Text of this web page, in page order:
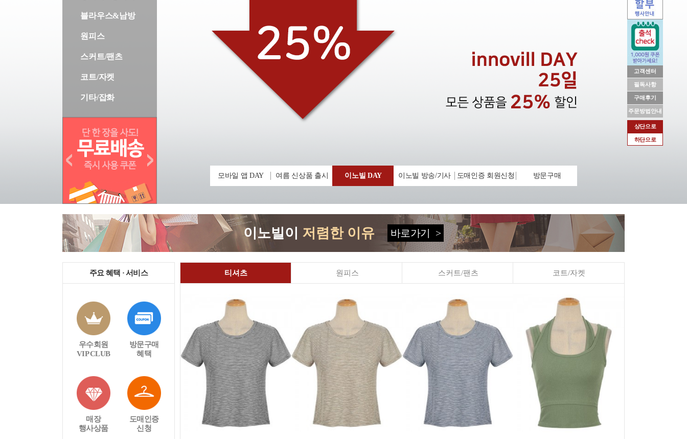
고객센터
필독사항
구매후기
주문방법안내
상단으로
하단으로
블라우스&남방
원피스
스커트/팬츠
코트/자켓
기타/잡화
모바일 앱 DAY 여름 신상품 출시 이노빌 DAY 이노빌 방송/기사 도매인증 회원신청 방문구매
이노빌이 저렴한 이유 바로가기 >
주요 혜택 · 서비스
우수회원
VIP CLUB
방문구매
혜택
매장
행사상품
도매인증
신청
티셔츠 원피스 스커트/팬츠 코트/자켓